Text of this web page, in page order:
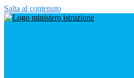
Salta al contenuto